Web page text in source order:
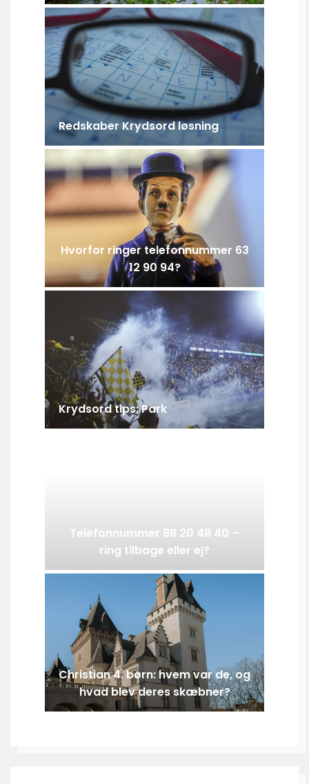
Redskaber Krydsord løsning
Hvorfor ringer telefonnummer 63
12 90 94?
Krydsord tips: Park
Telefonnummer 88 20 48 40 –
ring tilbage eller ej?
Christian 4. børn: hvem var de, og
hvad blev deres skæbner?